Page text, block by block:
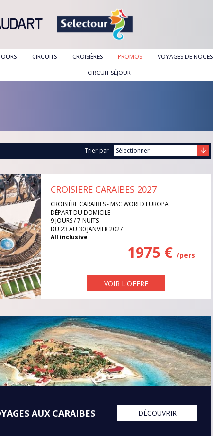
CIRCUITS CROISIÈRES PROMOS VOYAGES DE NOCES
CIRCUIT SÉJOUR
Trier par
CROISIERE CARAIBES 2027
CROISIÈRE CARAIBES - MSC WORLD EUROPA
DÉPART DU DOMICILE
9 JOURS / 7 NUITS
DU 23 AU 30 JANVIER 2027
All inclusive
1975 € /pers
VOIR L'OFFRE
AUX CARAIBES DÉCOUVRIR